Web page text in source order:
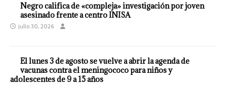
Negro califica de «compleja» investigación por joven
asesinado frente a centro INISA
julio 30, 2026
El lunes 3 de agosto se vuelve a abrir la agenda de
vacunas contra el meningococo para niños y
adolescentes de 9 a 15 años